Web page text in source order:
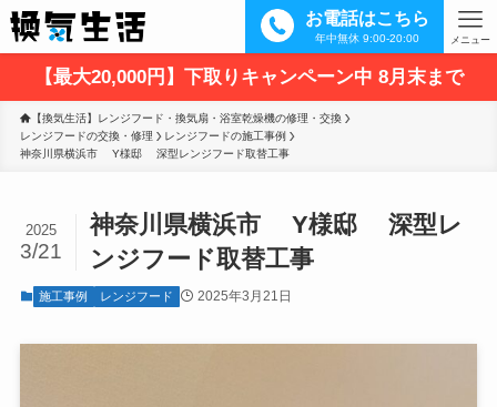
お電話はこちら
年中無休 9:00-20:00 メニュー
【最大20,000円】下取りキャンペーン中 8月末まで
【換気生活】レンジフード・換気扇・浴室乾燥機の修理・交換
レンジフードの交換・修理
レンジフードの施工事例
神奈川県横浜市 　Y様邸 　深型レンジフード取替工事
神奈川県横浜市 Y様邸 深型レ
ンジフード取替工事
2025
3/21
施工事例 レンジフード 2025年3月21日